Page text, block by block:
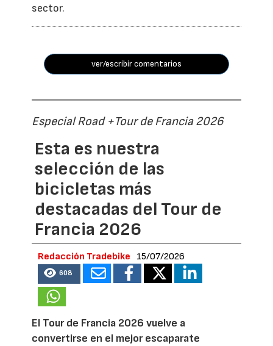
sector.
ver/escribir comentarios
Especial Road +Tour de Francia 2026
Esta es nuestra
selección de las
bicicletas más
destacadas del Tour de
Francia 2026
Redacción Tradebike 15/07/2026
608
El Tour de Francia 2026 vuelve a
convertirse en el mejor escaparate